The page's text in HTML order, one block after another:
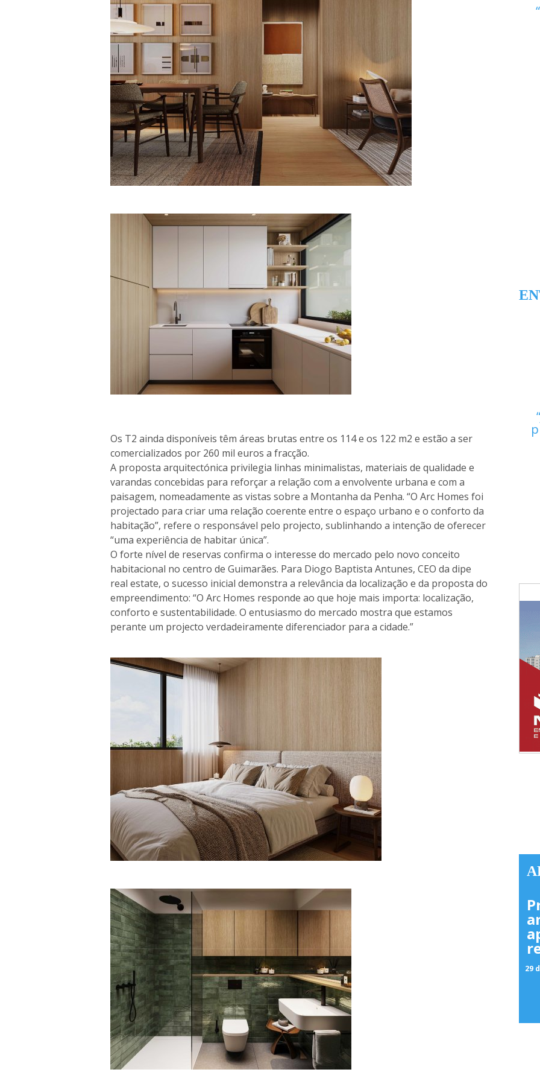
Os T2 ainda disponíveis têm áreas brutas entre os 114 e os 122 m2 e estão a ser
comercializados por 260 mil euros a fracção.
A proposta arquitectónica privilegia linhas minimalistas, materiais de qualidade e
varandas concebidas para reforçar a relação com a envolvente urbana e com a
paisagem, nomeadamente as vistas sobre a Montanha da Penha. “O Arc Homes foi
projectado para criar uma relação coerente entre o espaço urbano e o conforto da
habitação”, refere o responsável pelo projecto, sublinhando a intenção de oferecer
“uma experiência de habitar única”.
O forte nível de reservas confirma o interesse do mercado pelo novo conceito
habitacional no centro de Guimarães. Para Diogo Baptista Antunes, CEO da dipe
real estate, o sucesso inicial demonstra a relevância da localização e da proposta do
empreendimento: “O Arc Homes responde ao que hoje mais importa: localização,
conforto e sustentabilidade. O entusiasmo do mercado mostra que estamos
perante um projecto verdadeiramente diferenciador para a cidade.”
29